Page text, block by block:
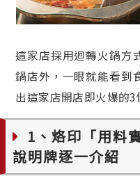
這家店採用迴轉火鍋方
鍋店外，一眼就能看到
出這家店開店即火爆的3
1、烙印「用料
說明牌逐一介紹